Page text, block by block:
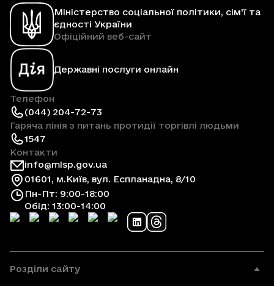
Міністерство соціальної політики, сім'ї та
єдності України
Офіційний веб-сайт
Державні послуги онлайн
Телефон
(044) 204-72-73
Гаряча лінія з питань протидії торгівлі людьми
1547
Контакти
info@mlsp.gov.ua
01601, м.Київ, вул. Еспланадна, 8/10
Пн-Пт: 9:00-18:00
Обід: 13:00-14:00
Розділи сайту